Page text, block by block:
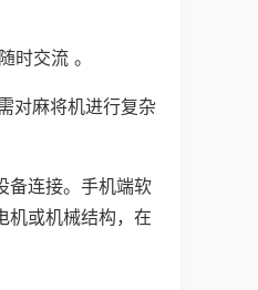
时交流 。
对麻将机进行复杂
备连接。手机端软
机或机械结构，在